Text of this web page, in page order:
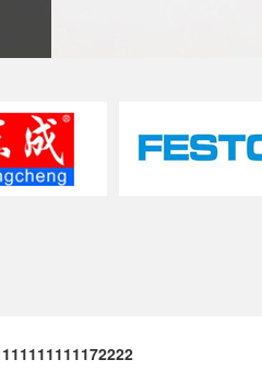
111111111172222